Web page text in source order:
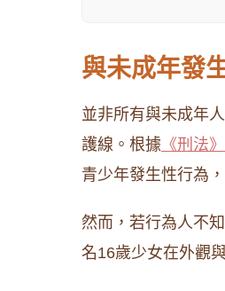
與未成年發
並非所有與未成年
護線。根據 《刑法
青少年發生性行為
然而，若行為人不
名16歲少女在外觀